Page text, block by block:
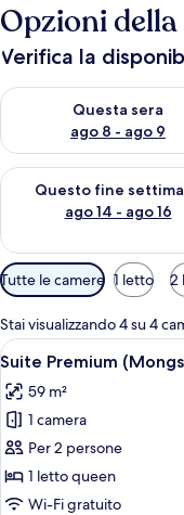
Opzioni
Verifica la
Questa sera
ago 8 - ago 9
Verifica la disponibilità
Questo fine
ago 14 - ago 16
Verifica la disponibilità
Filtri
disponibili
per
le
camere
Tutte le camere 1 letto 2
Stai visualizzando 4 su 4
Apri
tutte
le
foto
per
Suite
Premium
11
Suite Premium
59 m²
1 camera
Per 2 persone
1 letto queen
Wi-Fi gratuito